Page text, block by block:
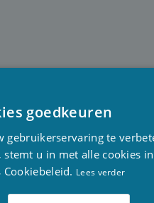
goedkeuren
gebruikerservaring te
u in met alle cookies in
Lees verder